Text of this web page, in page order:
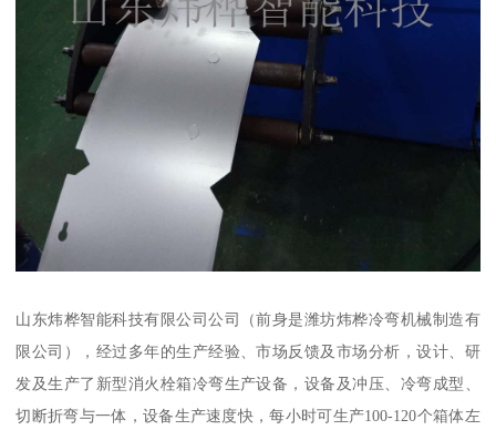
山东炜桦智能科技有限公司公司（前身是潍坊炜桦冷弯机械制造有
限公司），经过多年的生产经验、市场反馈及市场分析，设计、研
发及生产了新型消火栓箱冷弯生产设备，设备及冲压、冷弯成型、
切断折弯与一体，设备生产速度快，每小时可生产100-120个箱体左